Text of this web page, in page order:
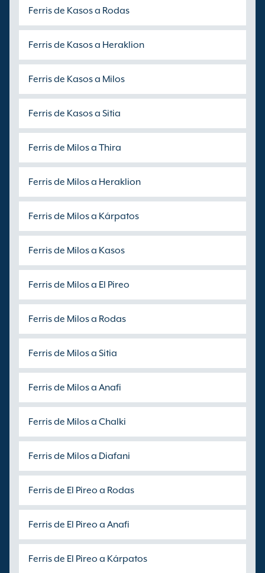
Ferris de Kasos a Rodas
Ferris de Kasos a Heraklion
Ferris de Kasos a Milos
Ferris de Kasos a Sitia
Ferris de Milos a Thira
Ferris de Milos a Heraklion
Ferris de Milos a Kárpatos
Ferris de Milos a Kasos
Ferris de Milos a El Pireo
Ferris de Milos a Rodas
Ferris de Milos a Sitia
Ferris de Milos a Anafi
Ferris de Milos a Chalki
Ferris de Milos a Diafani
Ferris de El Pireo a Rodas
Ferris de El Pireo a Anafi
Ferris de El Pireo a Kárpatos